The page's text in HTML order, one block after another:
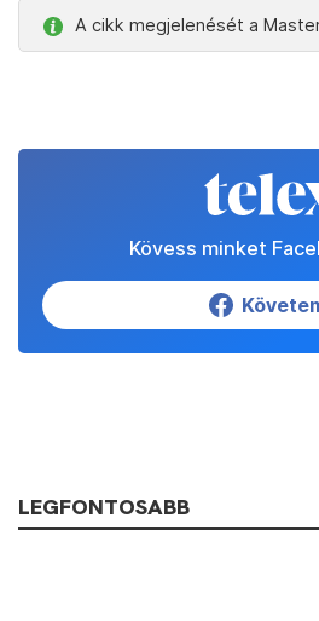
A cikk megjelenését a
Kövess minket
LEGFONTOSABB